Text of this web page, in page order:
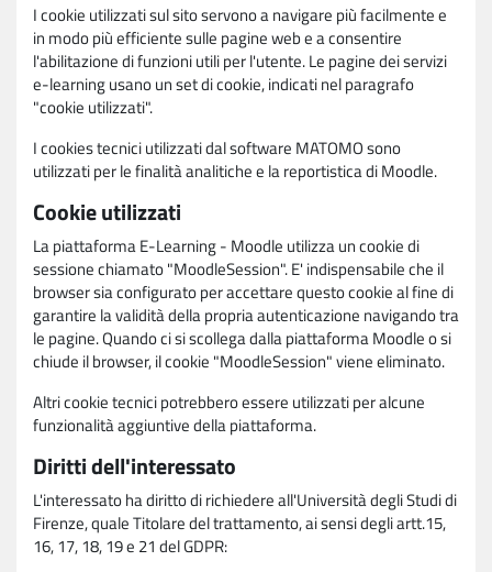
I cookie utilizzati sul sito servono a navigare più facilmente e
in modo più efficiente sulle pagine web e a consentire
l'abilitazione di funzioni utili per l'utente. Le pagine dei servizi
e-learning usano un set di cookie, indicati nel paragrafo
"cookie utilizzati".
I cookies tecnici utilizzati dal software MATOMO sono
utilizzati per le finalità analitiche e la reportistica di Moodle.
Cookie utilizzati
La piattaforma E-Learning - Moodle utilizza un cookie di
sessione chiamato "MoodleSession". E' indispensabile che il
browser sia configurato per accettare questo cookie al fine di
garantire la validità della propria autenticazione navigando tra
le pagine. Quando ci si scollega dalla piattaforma Moodle o si
chiude il browser, il cookie "MoodleSession" viene eliminato.
Altri cookie tecnici potrebbero essere utilizzati per alcune
funzionalità aggiuntive della piattaforma.
Diritti dell'interessato
L'interessato ha diritto di richiedere all'Università degli Studi di
Firenze, quale Titolare del trattamento, ai sensi degli artt.15,
16, 17, 18, 19 e 21 del GDPR: